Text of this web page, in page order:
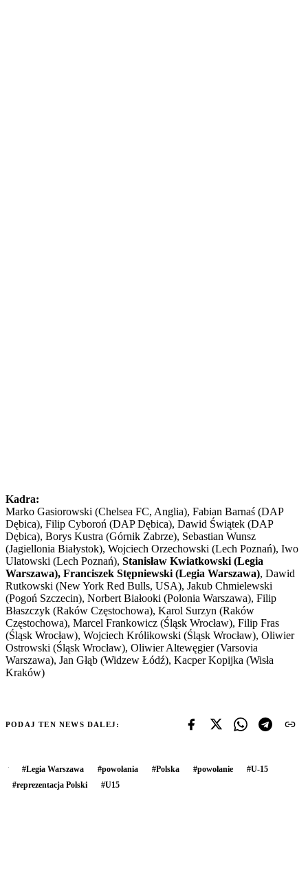
Kadra:
Marko Gasiorowski (Chelsea FC, Anglia), Fabian Barnaś (DAP
Dębica), Filip Cyboroń (DAP Dębica), Dawid Świątek (DAP
Dębica), Borys Kustra (Górnik Zabrze), Sebastian Wunsz
(Jagiellonia Białystok), Wojciech Orzechowski (Lech Poznań), Iwo
Ulatowski (Lech Poznań), Stanisław Kwiatkowski (Legia
Warszawa), Franciszek Stępniewski (Legia Warszawa), Dawid
Rutkowski (New York Red Bulls, USA), Jakub Chmielewski
(Pogoń Szczecin), Norbert Białooki (Polonia Warszawa), Filip
Błaszczyk (Raków Częstochowa), Karol Surzyn (Raków
Częstochowa), Marcel Frankowicz (Śląsk Wrocław), Filip Fras
(Śląsk Wrocław), Wojciech Królikowski (Śląsk Wrocław), Oliwier
Ostrowski (Śląsk Wrocław), Oliwier Altewęgier (Varsovia
Warszawa), Jan Głąb (Widzew Łódź), Kacper Kopijka (Wisła
Kraków)
PODAJ TEN NEWS DALEJ:
#Legia Warszawa #powołania #Polska #powołanie #U-15
#reprezentacja Polski #U15